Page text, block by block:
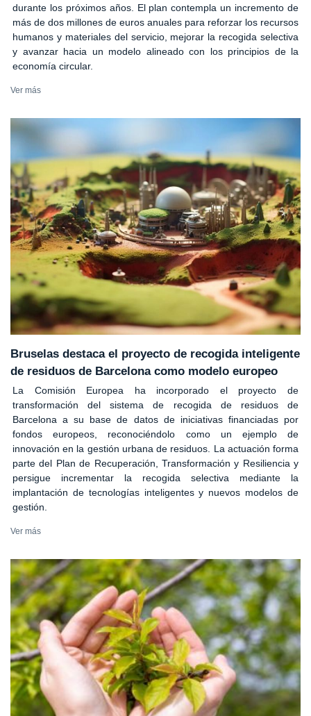
durante los próximos años. El plan contempla un incremento de
más de dos millones de euros anuales para reforzar los recursos
humanos y materiales del servicio, mejorar la recogida selectiva
y avanzar hacia un modelo alineado con los principios de la
economía circular.
Ver más
Bruselas destaca el proyecto de recogida inteligente
de residuos de Barcelona como modelo europeo
La Comisión Europea ha incorporado el proyecto de
transformación del sistema de recogida de residuos de
Barcelona a su base de datos de iniciativas financiadas por
fondos europeos, reconociéndolo como un ejemplo de
innovación en la gestión urbana de residuos. La actuación forma
parte del Plan de Recuperación, Transformación y Resiliencia y
persigue incrementar la recogida selectiva mediante la
implantación de tecnologías inteligentes y nuevos modelos de
gestión.
Ver más